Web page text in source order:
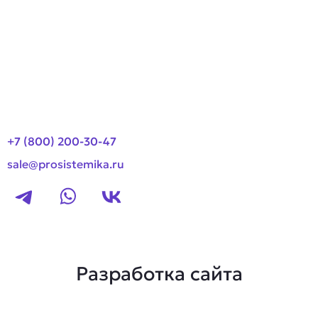
+7 (800) 200-30-47
sale@prosistemika.ru
Разработка сайта